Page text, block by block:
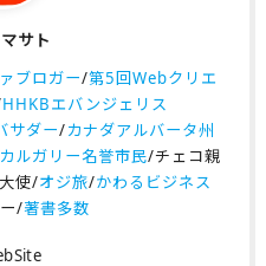
サト
ブロガー/第5回Webクリエ
HHKBエバンジェリス
サダー/カナダアルバータ州
カルガリー名誉市民/チェコ親
使/オジ旅/かわるビジネス
/著書多数